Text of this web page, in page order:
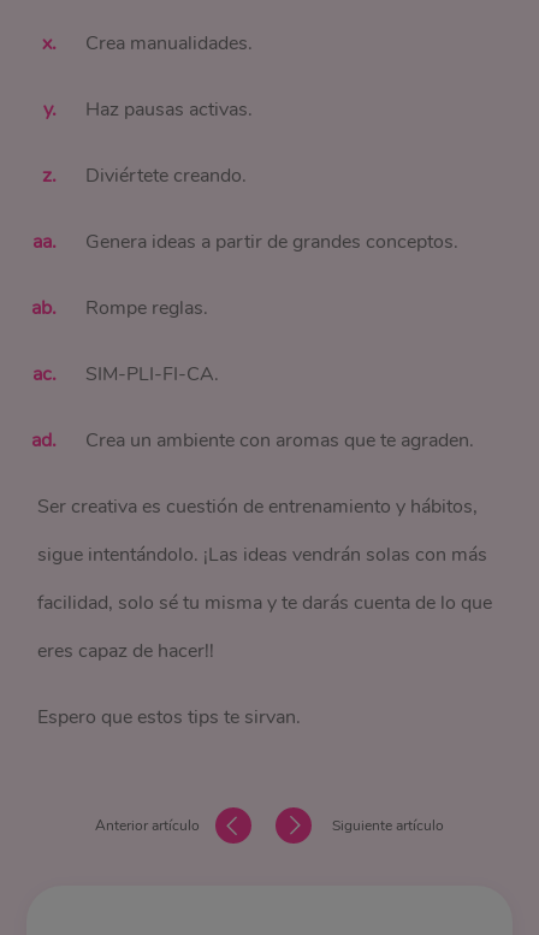
Crea manualidades.
Haz pausas activas.
Diviértete creando.
Genera ideas a partir de grandes conceptos.
Rompe reglas.
SIM-PLI-FI-CA.
Crea un ambiente con aromas que te agraden.
Ser creativa es cuestión de entrenamiento y hábitos,
sigue intentándolo. ¡Las ideas vendrán solas con más
facilidad, solo sé tu misma y te darás cuenta de lo que
eres capaz de hacer!!
Espero que estos tips te sirvan.
Anterior artículo Siguiente artículo